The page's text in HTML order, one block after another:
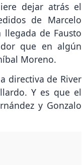
dejar atrás el
de Marcelo
de Fausto
que en algún
Moreno.
directiva de River
Y es que el
y Gonzalo